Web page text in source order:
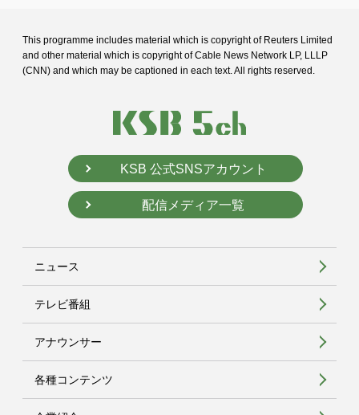
This programme includes material which is copyright of Reuters Limited
and other material which is copyright of Cable News Network LP, LLLP
(CNN) and which may be captioned in each text. All rights reserved.
KSB 公式SNSアカウント
配信メディア一覧
ニュース
テレビ番組
アナウンサー
各種コンテンツ